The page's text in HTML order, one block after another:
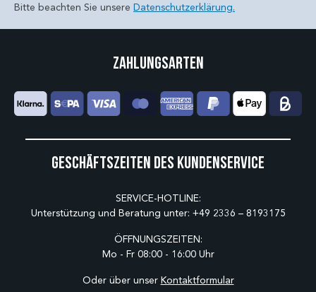
Bitte beachten Sie unsere Datenschutzerklärung.
Geschäftszeiten des Kundenservice
SERVICE-HOTLINE:
Unterstützung und Beratung unter: +49 2336 – 8193175
ÖFFNUNGSZEITEN:
Mo - Fr 08:00 - 16:00 Uhr
Oder über unser Kontaktformular
Zahlungsarten